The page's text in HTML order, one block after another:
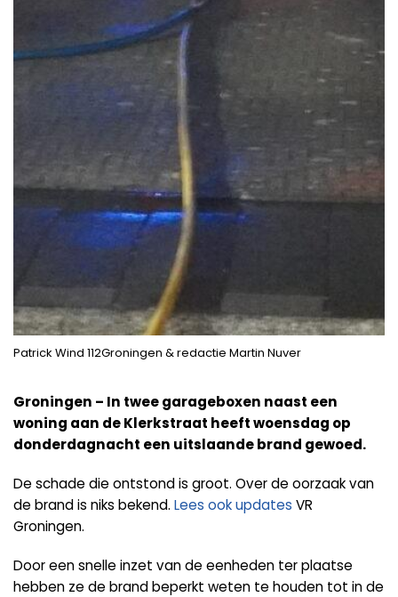
Patrick Wind 112Groningen & redactie Martin Nuver
Groningen – In twee garageboxen naast een
woning aan de Klerkstraat heeft woensdag op
donderdagnacht een uitslaande brand gewoed.
De schade die ontstond is groot. Over de oorzaak van
de brand is niks bekend. Lees ook updates VR
Groningen.
Door een snelle inzet van de eenheden ter plaatse
hebben ze de brand beperkt weten te houden tot in de